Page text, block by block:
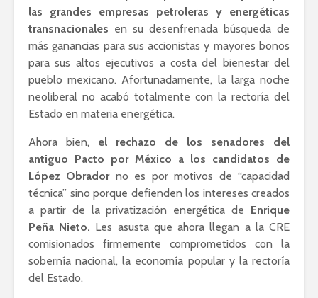
las grandes empresas petroleras y energéticas
transnacionales en su desenfrenada búsqueda de
más ganancias para sus accionistas y mayores bonos
para sus altos ejecutivos a costa del bienestar del
pueblo mexicano. Afortunadamente, la larga noche
neoliberal no acabó totalmente con la rectoría del
Estado en materia energética.
Ahora bien, el rechazo de los senadores del
antiguo Pacto por México a los candidatos de
López Obradorno es por motivos de “capacidad
técnica” sino porque defienden los intereses creados
a partir de la privatización energética de Enrique
Peña Nieto. Les asusta que ahora llegan a la CRE
comisionados firmemente comprometidos con la
sobernía nacional, la economía popular y la rectoría
del Estado.